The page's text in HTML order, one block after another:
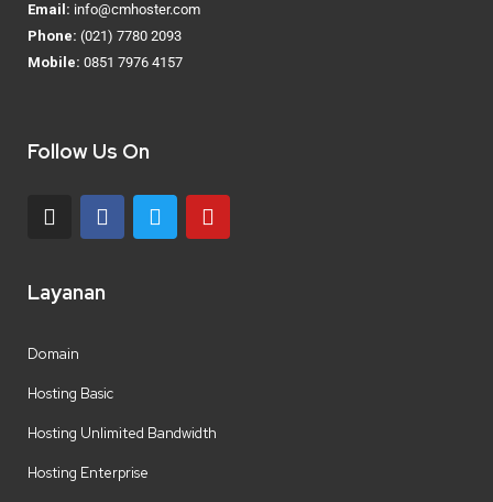
Email: info@cmhoster.com
Phone: (021) 7780 2093
Mobile: 0851 7976 4157
Follow Us On
Layanan
Domain
Hosting Basic
Hosting Unlimited Bandwidth
Hosting Enterprise